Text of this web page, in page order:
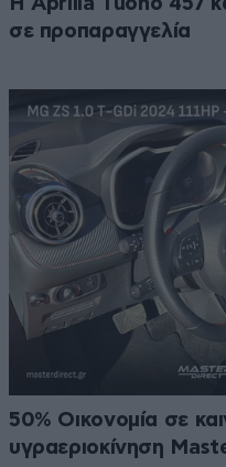
σε προπαραγγελία
50% Οικονομία σε
υγραεριοκίνηση